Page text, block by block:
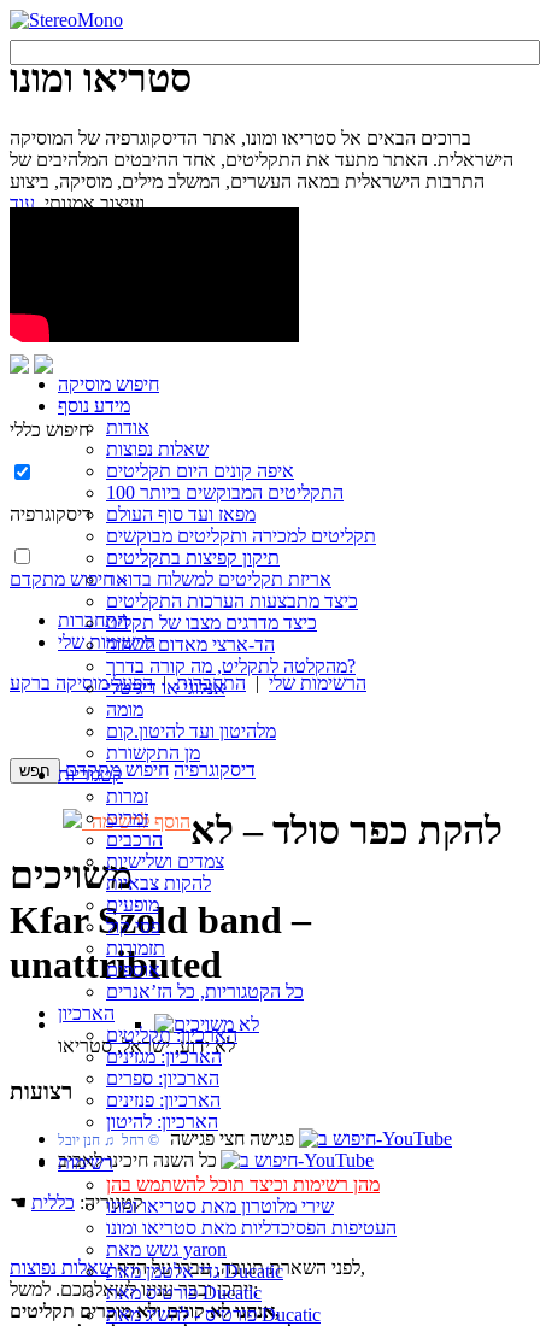
סטריאו ומונו
ברוכים הבאים אל סטריאו ומונו, אתר הדיסקוגרפיה של המוסיקה
הישראלית. האתר מתעד את התקליטים, אחד ההיבטים המלהיבים של
התרבות הישראלית במאה העשרים, המשלב מילים, מוסיקה, ביצוע
ועיצוב אמנותי.עוד...
חיפוש מוסיקה
מידע נוסף
אודות
שאלות נפוצות
איפה קונים היום תקליטים
100 התקליטים המבוקשים ביותר
מפאז ועד סוף העולם
תקליטים למכירה ותקליטים מבוקשים
תיקון קפיצות בתקליטים
אריזת תקליטים למשלוח בדואר
כיצד מתבצעות הערכות התקליטים
כיצד מדרגים מצבו של תקליט
הד-ארצי מאדום לשחור
מהקלטה לתקליט, מה קורה בדרך?
אנלוגי או דיגיטלי
מומה
מלהיטון ועד להיטון.קום
מן התקשורת
קטגוריות
זמרות
זמרים
הרכבים
צמדים ושלישיות
להקות צבאיות
מופעים
פסי קול
תזמורות
אוספים
כל הקטגוריות, כל הז’אנרים
הארכיון
הארכיון: תקליטים
הארכיון: מגזינים
הארכיון: ספרים
הארכיון: פנזינים
הארכיון: להיטון
רשימות
מהן רשימות וכיצד תוכל להשתמש בהן
שירי מלוטרון מאת סטריאו ומונו
העטיפות הפסיכדליות מאת סטריאו ומונו
גשש מאת yaron
גדי אלטמן מאת Ducatic
פורטיס מאת Ducatic
פורטיס - להשיג מאת Ducatic
חיפוש כללי
דיסקוגרפיה
חיפוש מתקדם »
התחברות
הרשימות שלי
הרשימות שלי |התחברות|הפעל מוסיקה ברקע
דיסקוגרפיה חיפוש מתקדם
הוסף לרשימהלהקת כפר סולד – לא
משויכים
Kfar Szold band –
unattributed
לא ידוע, ישראל, סטריאו
רצועות
פגישה חצי פגישה © רחל ♫ חנן יובל
כל השנה חיכינו לאביב
☚ קטגוריה: כללית
לפני השארת תגובה, עברו על הדףשאלות נפוצות
,
ייתכן וכבר ענינו לשאלתכם. למשל:
אנחנו לא קונים ולא מוכרים תקליטים,